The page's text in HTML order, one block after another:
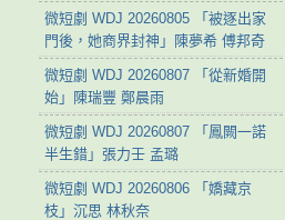
微短劇 WDJ 20260805 「被逐出家
門後，她商界封神」陳夢希 傅邦奇
微短劇 WDJ 20260807 「從新婚開
始」陳瑞豐 鄭晨雨
微短劇 WDJ 20260807 「鳳闕一諾
半生錯」張力壬 孟璐
微短劇 WDJ 20260806 「嬌藏京
枝」沉思 林秋奈